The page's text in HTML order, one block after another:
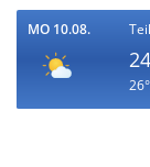
MO 10.08.